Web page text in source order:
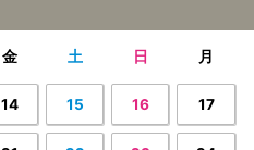
金 土 日 月
14 15 16 17